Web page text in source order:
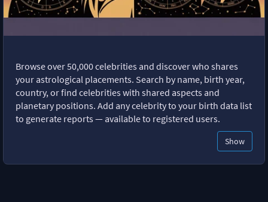
Browse over 50,000 celebrities and discover who shares
your astrological placements. Search by name, birth year,
country, or find celebrities with shared aspects and
planetary positions. Add any celebrity to your birth data list
to generate reports — available to registered users.
Show